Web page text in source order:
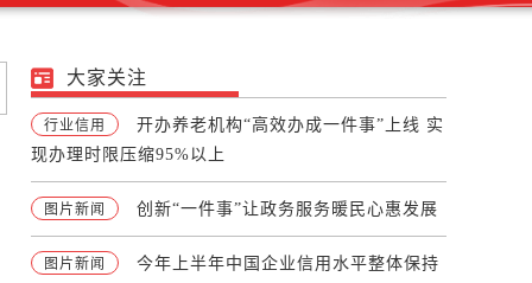
大家关注
行业信用
开办养老机构“高效办成一件事”上线 实
现办理时限压缩95%以上
图片新闻 创新“一件事”让政务服务暖民心惠发展
图片新闻
今年上半年中国企业信用水平整体保持